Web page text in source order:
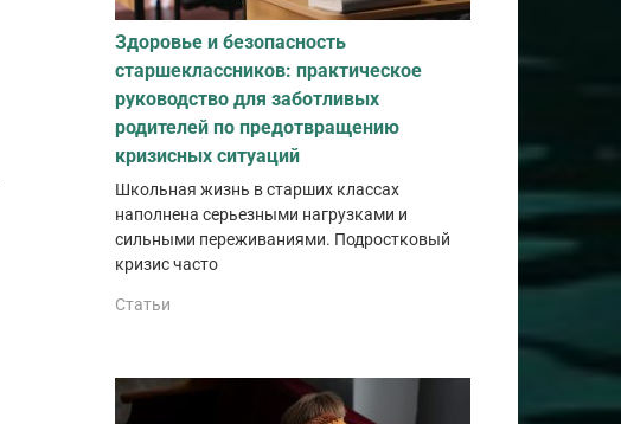
Здоровье и безопасность
старшеклассников: практическое
руководство для заботливых
родителей по предотвращению
кризисных ситуаций
Школьная жизнь в старших классах
наполнена серьезными нагрузками и
сильными переживаниями. Подростковый
кризис часто
Статьи